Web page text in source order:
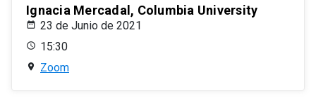
Ignacia Mercadal, Columbia University
23 de Junio de 2021
15:30
Zoom